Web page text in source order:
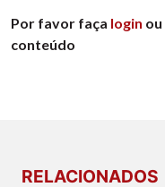
Por favor faça login ou
conteúdo
RELACIONADOS